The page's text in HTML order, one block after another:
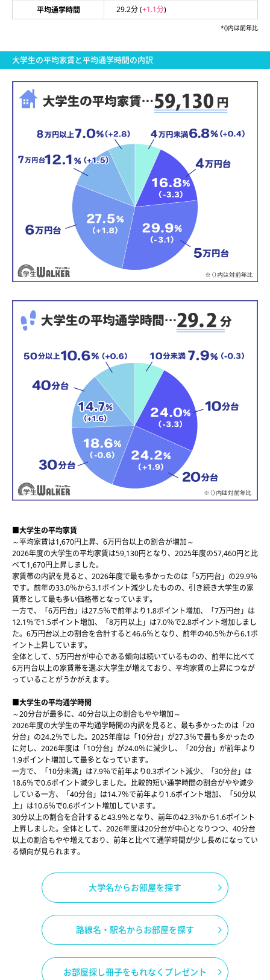
平均通学時間
29.2分(+1.1分)
*()内は前年比
大学生の平均家賃と平均通学時間の内訳
■大学生の平均家賃
～平均家賃は1,670円上昇、6万円台以上の割合が増加～
2026年度の大学生の平均家賃は59,130円となり、2025年度の57,460円と比
べて1,670円上昇しました。
家賃帯の内訳を見ると、2026年度で最も多かったのは「5万円台」の29.9％
です。前年の33.0％から3.1ポイント減少したものの、引き続き大学生の家
賃帯として最も多い価格帯となっています。
一方で、「6万円台」は27.5％で前年より1.8ポイント増加、「7万円台」は
12.1％で1.5ポイント増加、「8万円以上」は7.0％で2.8ポイント増加しまし
た。6万円台以上の割合を合計すると46.6％となり、前年の40.5％から6.1ポ
イント上昇しています。
全体として、5万円台が中心である傾向は続いているものの、前年に比べて
6万円台以上の家賃帯を選ぶ大学生が増えており、平均家賃の上昇につなが
っていることがうかがえます。
■大学生の平均通学時間
～20分台が最多に、40分台以上の割合もやや増加～
2026年度の大学生の平均通学時間の内訳を見ると、最も多かったのは「20
分台」の24.2％でした。2025年度は「10分台」が27.3％で最も多かったの
に対し、2026年度は「10分台」が24.0％に減少し、「20分台」が前年より
1.9ポイント増加して最多となっています。
一方で、「10分未満」は7.9％で前年より0.3ポイント減少、「30分台」は
18.6％で0.6ポイント減少しました。比較的短い通学時間の割合がやや減少
している一方、「40分台」は14.7％で前年より1.6ポイント増加、「50分以
上」は10.6％で0.6ポイント増加しています。
30分以上の割合を合計すると43.9％となり、前年の42.3％から1.6ポイント
上昇しました。全体として、2026年度は20分台が中心となりつつ、40分台
以上の割合もやや増えており、前年と比べて通学時間が少し長めになってい
る傾向が見られます。
大学名からお部屋を探す
路線名・駅名からお部屋を探す
お部屋探し冊子をもれなくプレゼント